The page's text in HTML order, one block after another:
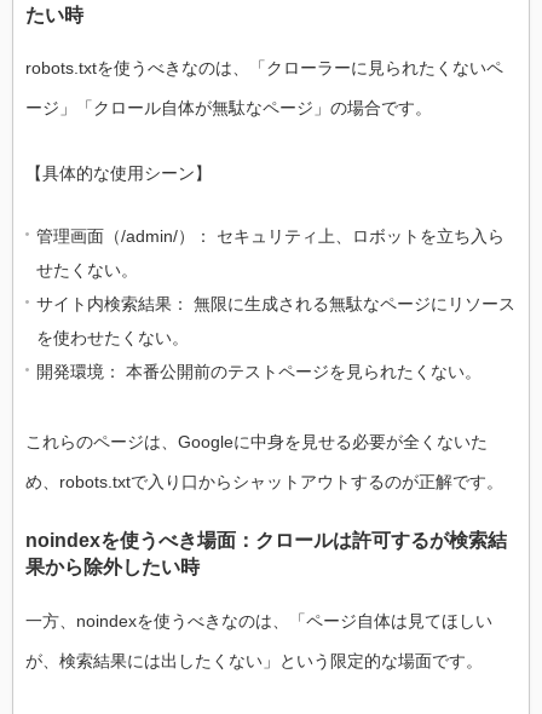
たい時
robots.txtを使うべきなのは、「クローラーに見られたくないペ
ージ」「クロール自体が無駄なページ」の場合です。
【具体的な使用シーン】
管理画面（/admin/）： セキュリティ上、ロボットを立ち入ら
せたくない。
サイト内検索結果： 無限に生成される無駄なページにリソース
を使わせたくない。
開発環境： 本番公開前のテストページを見られたくない。
これらのページは、Googleに中身を見せる必要が全くないた
め、robots.txtで入り口からシャットアウトするのが正解です。
noindexを使うべき場面：クロールは許可するが検索結
果から除外したい時
一方、noindexを使うべきなのは、「ページ自体は見てほしい
が、検索結果には出したくない」という限定的な場面です。